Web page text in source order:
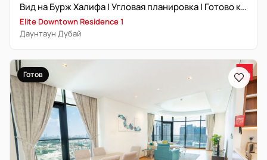
Вид на Бурж Халифа | Угловая планировка | Готово к заселению
Elite Downtown Residence 1
Даунтаун Дубай
Готов